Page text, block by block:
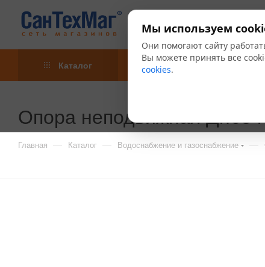
Каталог Акции
Опора неподвижная Дн65
Главная — Каталог — Водоснабжение и газоснабжение —
Мы используем
Они помогают сайту
Вы можете принять все
cookies.